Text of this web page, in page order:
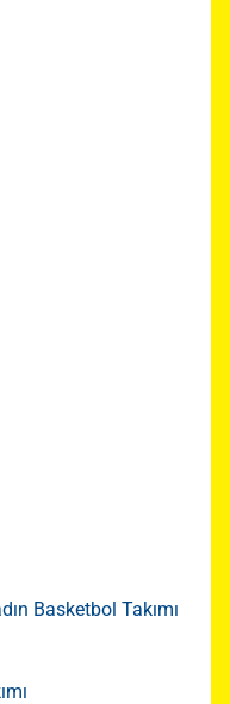
Basketbol Takımı